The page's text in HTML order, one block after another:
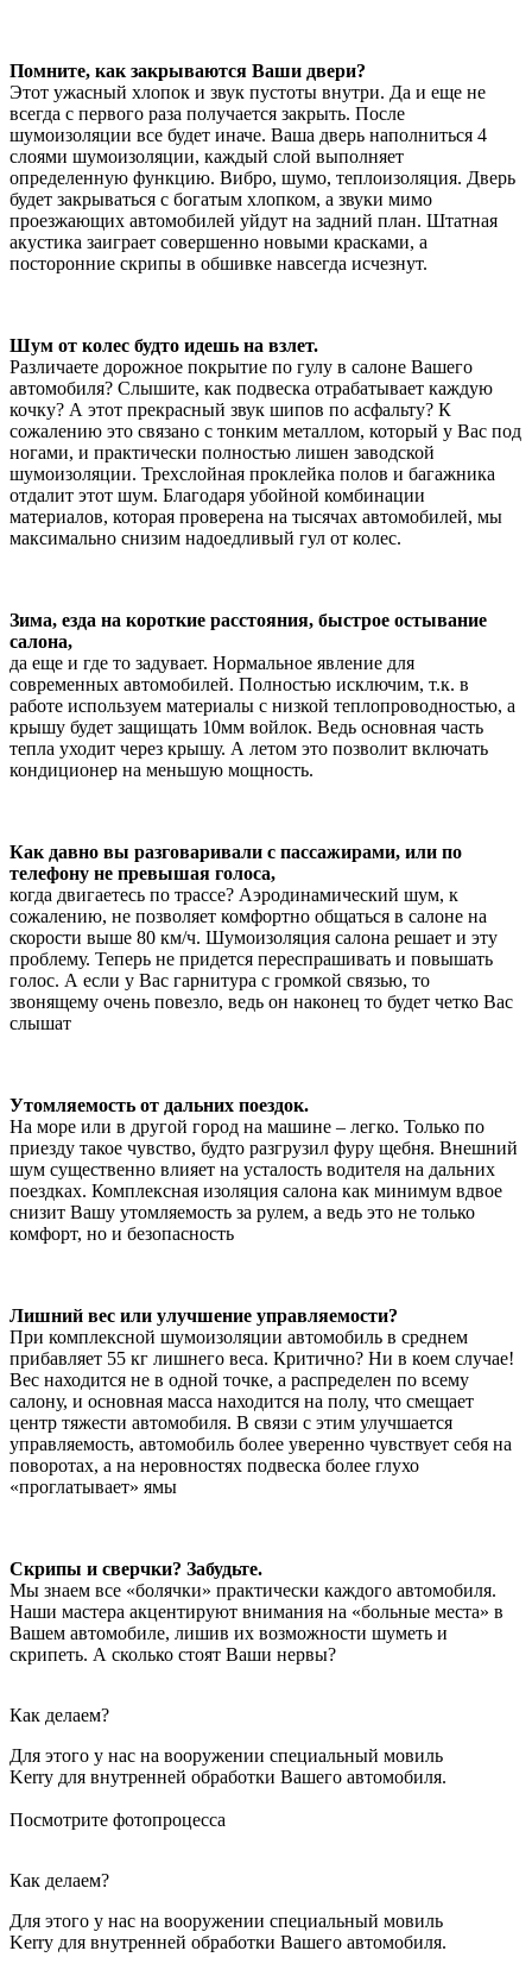
Помните, как закрываются Ваши двери?
Этот ужасный хлопок и звук пустоты внутри. Да и еще не
всегда с первого раза получается закрыть. После
шумоизоляции все будет иначе. Ваша дверь наполниться 4
слоями шумоизоляции, каждый слой выполняет
определенную функцию. Вибро, шумо, теплоизоляция. Дверь
будет закрываться с богатым хлопком, а звуки мимо
проезжающих автомобилей уйдут на задний план. Штатная
акустика заиграет совершенно новыми красками, а
посторонние скрипы в обшивке навсегда исчезнут.
Шум от колес будто идешь на взлет.
Различаете дорожное покрытие по гулу в салоне Вашего
автомобиля? Слышите, как подвеска отрабатывает каждую
кочку? А этот прекрасный звук шипов по асфальту? К
сожалению это связано с тонким металлом, который у Вас под
ногами, и практически полностью лишен заводской
шумоизоляции. Трехслойная проклейка полов и багажника
отдалит этот шум. Благодаря убойной комбинации
материалов, которая проверена на тысячах автомобилей, мы
максимально снизим надоедливый гул от колес.
Зима, езда на короткие расстояния, быстрое остывание
салона,
да еще и где то задувает. Нормальное явление для
современных автомобилей. Полностью исключим, т.к. в
работе используем материалы с низкой теплопроводностью, а
крышу будет защищать 10мм войлок. Ведь основная часть
тепла уходит через крышу. А летом это позволит включать
кондиционер на меньшую мощность.
Как давно вы разговаривали с пассажирами, или по
телефону не превышая голоса,
когда двигаетесь по трассе? Аэродинамический шум, к
сожалению, не позволяет комфортно общаться в салоне на
скорости выше 80 км/ч. Шумоизоляция салона решает и эту
проблему. Теперь не придется переспрашивать и повышать
голос. А если у Вас гарнитура с громкой связью, то
звонящему очень повезло, ведь он наконец то будет четко Вас
слышат
Утомляемость от дальних поездок.
На море или в другой город на машине – легко. Только по
приезду такое чувство, будто разгрузил фуру щебня. Внешний
шум существенно влияет на усталость водителя на дальних
поездках. Комплексная изоляция салона как минимум вдвое
снизит Вашу утомляемость за рулем, а ведь это не только
комфорт, но и безопасность
Лишний вес или улучшение управляемости?
При комплексной шумоизоляции автомобиль в среднем
прибавляет 55 кг лишнего веса. Критично? Ни в коем случае!
Вес находится не в одной точке, а распределен по всему
салону, и основная масса находится на полу, что смещает
центр тяжести автомобиля. В связи с этим улучшается
управляемость, автомобиль более уверенно чувствует себя на
поворотах, а на неровностях подвеска более глухо
«проглатывает» ямы
Скрипы и сверчки? Забудьте.
Мы знаем все «болячки» практически каждого автомобиля.
Наши мастера акцентируют внимания на «больные места» в
Вашем автомобиле, лишив их возможности шуметь и
скрипеть. А сколько стоят Ваши нервы?
Как делаем?
Для этого у нас на вооружении специальный мовиль
Kerry для внутренней обработки Вашего автомобиля.
Посмотрите фотопроцесса
Как делаем?
Для этого у нас на вооружении специальный мовиль
Kerry для внутренней обработки Вашего автомобиля.